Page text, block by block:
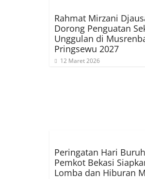
Rahmat Mirzani
Dorong Penguatan
Unggulan di
Pringsewu 2027
12 Maret 2026
Peringatan Hari
Pemkot Bekasi
Lomba dan Hiburan